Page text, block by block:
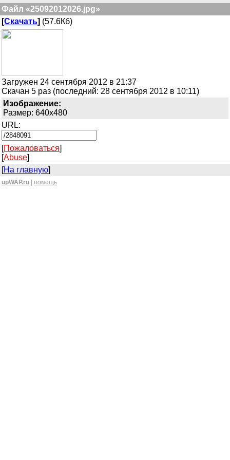
Файл «25092012026.jpg»
[Скачать] (57.6Кб)
Загружен 24 сентября 2012 в 21:37
Скачан 5 раз (последний: 28 сентября 2012 в 10:11)
Изображение:
Размер: 640x480
URL:
[Пожаловаться]
[Abuse]
[На главную]
upWAP.ru помощь